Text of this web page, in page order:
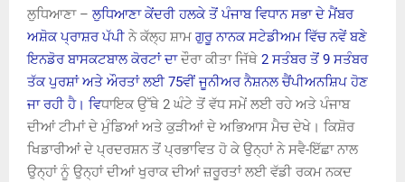
ਲੁਧਿਆਣਾ – ਲੁਧਿਆਣਾ ਕੇਂਦਰੀ ਹਲਕੇ ਤੋਂ ਪੰਜਾਬ ਵਿਧਾਨ ਸਭਾ ਦੇ ਮੈਂਬਰ
ਅਸ਼ੋਕ ਪ੍ਰਾਸ਼ਰ ਪੱਪੀ ਨੇ ਕੱਲ੍ਹ ਸ਼ਾਮ ਗੁਰੂ ਨਾਨਕ ਸਟੇਡੀਅਮ ਵਿੱਚ ਨਵੇਂ ਬਣੇ
ਇਨਡੋਰ ਬਾਸਕਟਬਾਲ ਕੋਰਟਾਂ ਦਾਦੌਰਾ ਕੀਤਾ ਜਿੱਥੇ 2 ਸਤੰਬਰ ਤੋਂ 9 ਸਤੰਬਰ
ਤੱਕ ਪੁਰਸ਼ਾਂ ਅਤੇ ਔਰਤਾਂ ਲਈ 75ਵੀਂ ਜੂਨੀਅਰ ਨੈਸ਼ਨਲ ਚੈਂਪੀਅਨਸ਼ਿਪ ਹੋਣ
ਜਾ ਰਹੀ ਹੈ। ਵਿਧਾਇਕ ਉੱਥੇ 2 ਘੰਟੇ ਤੋਂ ਵੱਧ ਸਮੇਂ ਲਈ ਰਹੇ ਅਤੇ ਪੰਜਾਬ
ਦੀਆਂ ਟੀਮਾਂ ਦੇ ਮੁੰਡਿਆਂ ਅਤੇ ਕੁੜੀਆਂ ਦੇ ਅਭਿਆਸ ਮੈਚ ਦੇਖੇ। ਕਿਸ਼ੋਰ
ਖਿਡਾਰੀਆਂ ਦੇ ਪ੍ਰਦਰਸ਼ਨ ਤੋਂ ਪ੍ਰਭਾਵਿਤ ਹੋ ਕੇ ਉਨ੍ਹਾਂ ਨੇ ਸਵੈ-ਇੱਛਾ ਨਾਲ
ਉਨ੍ਹਾਂ ਨੂੰ ਉਨ੍ਹਾਂ ਦੀਆਂ ਖੁਰਾਕ ਦੀਆਂ ਜ਼ਰੂਰਤਾਂ ਲਈ ਵੱਡੀ ਰਕਮ ਨਕਦ